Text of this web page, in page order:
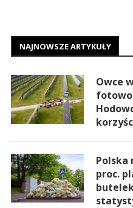
NAJNOWSZE ARTYKUŁY
Owce
Polska
proc.